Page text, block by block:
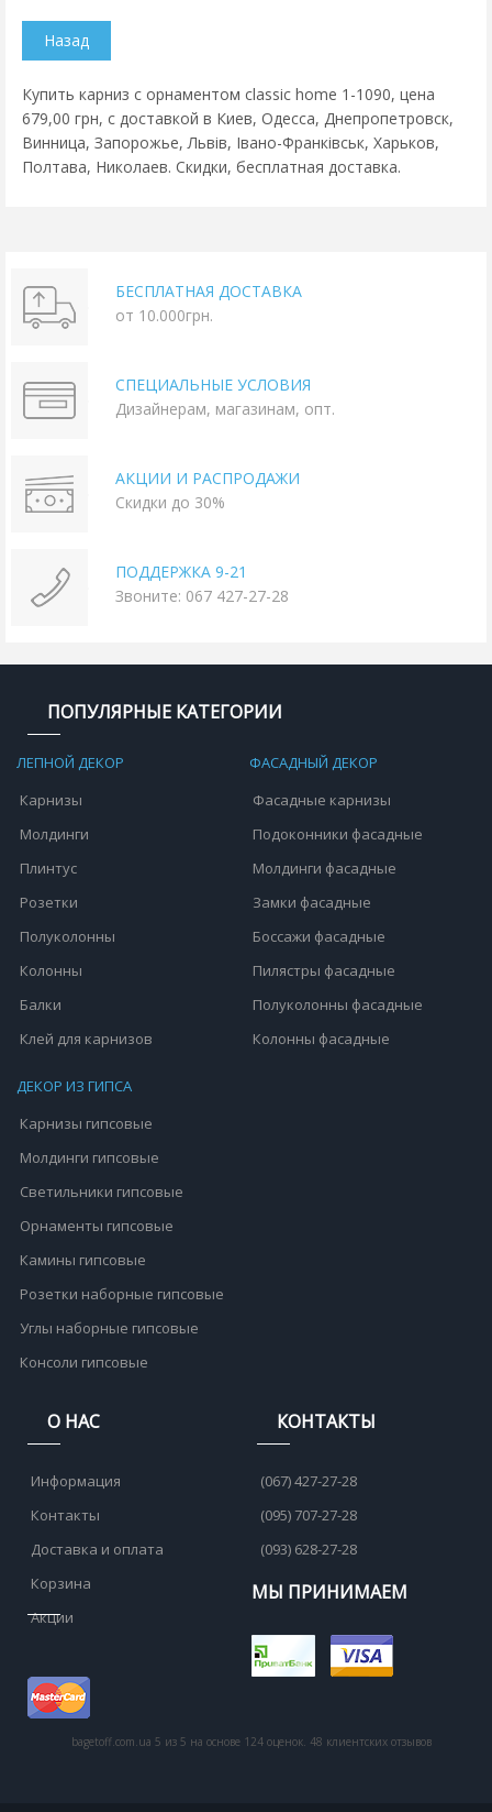
Купить карниз с орнаментом classic home 1-1090, цена
679,00 грн, с доставкой в Киев, Одесса, Днепропетровск,
Винница, Запорожье, Львів, Івано-Франківськ, Харьков,
Полтава, Николаев. Скидки, бесплатная доставка.
БЕСПЛАТНАЯ ДОСТАВКА
от 10.000грн.
СПЕЦИАЛЬНЫЕ УСЛОВИЯ
Дизайнерам, магазинам, опт.
АКЦИИ И РАСПРОДАЖИ
Скидки до 30%
ПОДДЕРЖКА 9-21
Звоните: 067 427-27-28
ПОПУЛЯРНЫЕ КАТЕГОРИИ
ЛЕПНОЙ ДЕКОР
Карнизы
Молдинги
Плинтус
Розетки
Полуколонны
Колонны
Балки
Клей для карнизов
ФАСАДНЫЙ ДЕКОР
Фасадные карнизы
Подоконники фасадные
Молдинги фасадные
Замки фасадные
Боссажи фасадные
Пилястры фасадные
Полуколонны фасадные
Колонны фасадные
ДЕКОР ИЗ ГИПСА
Карнизы гипсовые
Молдинги гипсовые
Светильники гипсовые
Орнаменты гипсовые
Камины гипсовые
Розетки наборные гипсовые
Углы наборные гипсовые
Консоли гипсовые
О НАС
Информация
Контакты
Доставка и оплата
Корзина
Акции
КОНТАКТЫ
(067) 427-27-28
(095) 707-27-28
(093) 628-27-28
МЫ ПРИНИМАЕМ
bagetoff.com.ua 5 из 5 на основе 124 оценок. 48 клиентских отзывов